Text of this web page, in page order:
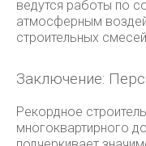
ведутся работы по
атмосферным
строительных
Заключение:
Рекордное
многоквартирного